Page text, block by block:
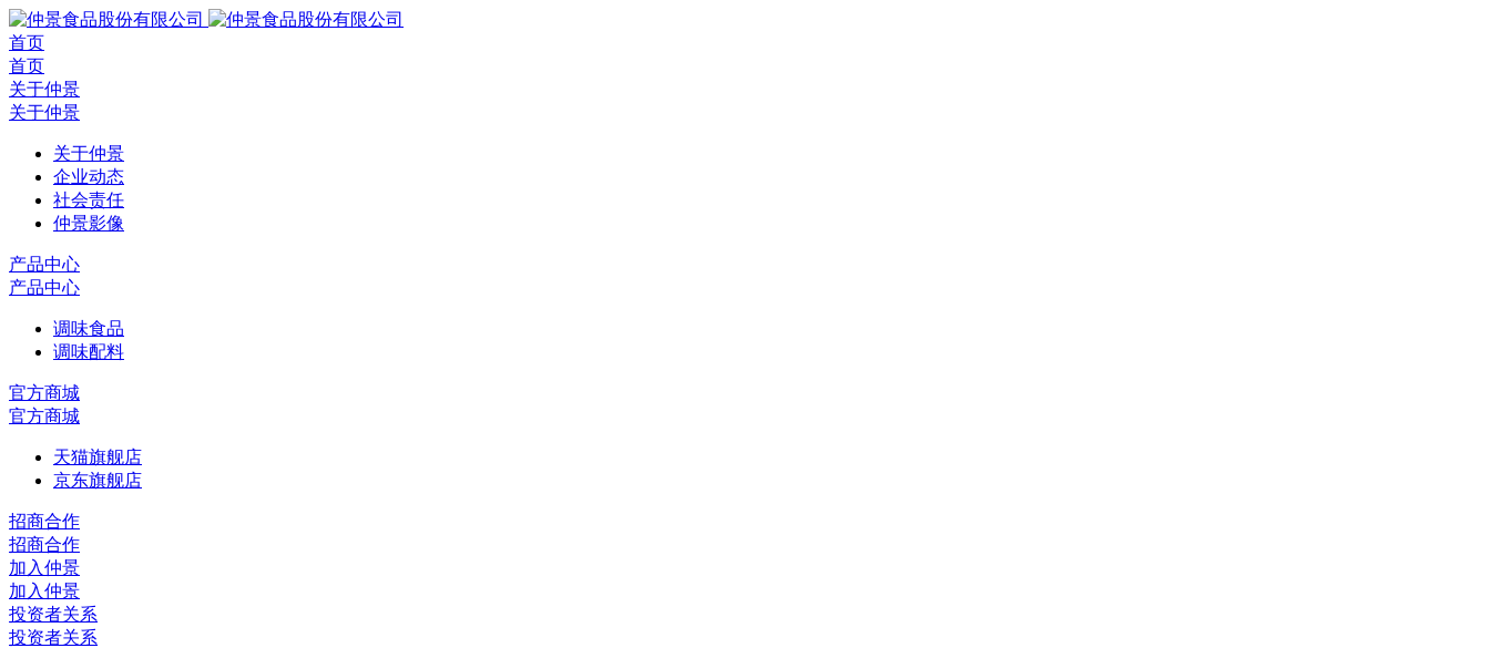
首页
首页
关于仲景
关于仲景
关于仲景
企业动态
社会责任
仲景影像
产品中心
产品中心
调味食品
调味配料
官方商城
官方商城
天猫旗舰店
京东旗舰店
招商合作
招商合作
加入仲景
加入仲景
投资者关系
投资者关系